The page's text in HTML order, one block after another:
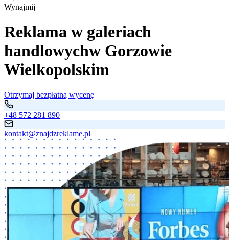
Wynajmij
Reklama w galeriach
handlowychw Gorzowie
Wielkopolskim
Otrzymaj bezpłatną wycenę
+48 572 281 890
kontakt@znajdzreklame.pl